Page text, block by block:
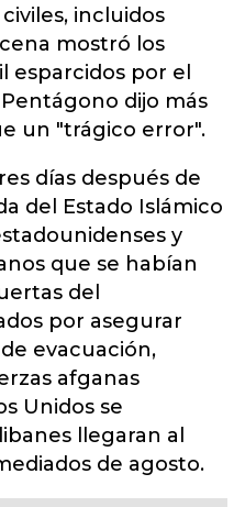
incluidos
mostró los
esparcidos por el
dijo más
un "trágico error".
días después de
del Estado Islámico
y
que se habían
del
por asegurar
evacuación,
afganas
Unidos se
llegaran al
de agosto.